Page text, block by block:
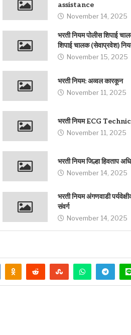
assistance
November 14, 2025
भरती नियम पोलीस शिपाई
शिपाई चालक (सेवाप्रवेश)
November 15, 2025
भरती नियम: अव्‍वल कारकून
November 11, 2025
भरती नियम ECG
November 11, 2025
भरती नियम जिल्हा हिवताप
November 14, 2025
भरती नियम अंगणवाडी
संवर्ग
November 14, 2025